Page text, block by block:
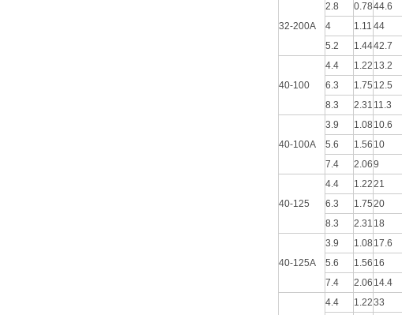
32-200A
2.8 0.7844.6
4 1.11 44
5.2
1.4442.7
40-100
4.4 1.22 13.2
6.3 1.75 12.5
8.3
2.31 11.3
40-100A
3.9 1.08 10.6
5.6 1.56 10
7.4
2.069
40-125
4.4 1.2221
6.3 1.7520
8.3
2.31 18
40-125A
3.9 1.08 17.6
5.6 1.56 16
7.4
2.06 14.4
4.4 1.2233